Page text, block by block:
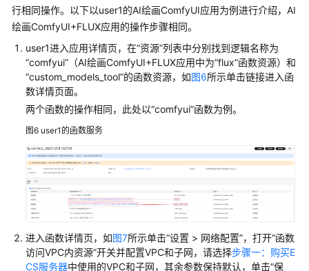
FunctionGraph
部
署
AI
画
ComfyUI/ComfyUI+FLUX
方
案
概
述
使
用
部
署
行相同操作。以下以user1的AI绘画ComfyUI应用为例进行介绍，AI
绘画ComfyUI+FLUX应用的操作步骤相同。
user1进入应用详情页，在“资源”列表中分别找到逻辑名称为
“comfyui”（AI绘画ComfyUI+FLUX应用中为“flux”函数资源）和
“custom_models_tool”的函数资源，如图6所示单击链接进入函
数详情页面。
两个函数的操作相同，此处以“comfyui”函数为例。
图6 user1的函数服务
进入函数详情页，如图7所示单击“设置 > 网络配置”，打开“函数
访问VPC内资源”开关并配置VPC和子网，请选择步骤一：购买E
CS服务器中使用的VPC和子网，其余参数保持默认，单击“保